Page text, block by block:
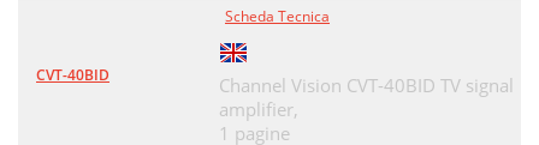
CVT-40BID
Scheda Tecnica
Channel Vision CVT-40BID TV signal
amplifier,
1 pagine